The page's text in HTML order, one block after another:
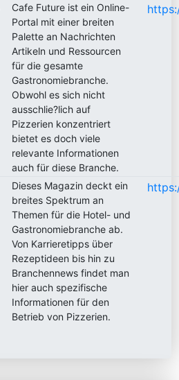
Cafe Future ist ein Online-
Portal mit einer breiten
Palette an Nachrichten
Artikeln und Ressourcen
für die gesamte
Gastronomiebranche.
Obwohl es sich nicht
ausschlie?lich auf
Pizzerien konzentriert
bietet es doch viele
relevante Informationen
auch für diese Branche.
Dieses Magazin deckt ein
breites Spektrum an
Themen für die Hotel- und
Gastronomiebranche ab.
Von Karrieretipps über
Rezeptideen bis hin zu
Branchennews findet man
hier auch spezifische
Informationen für den
Betrieb von Pizzerien.